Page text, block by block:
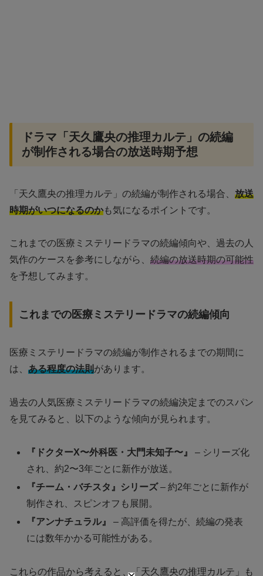
ドラマ「天久鷹央の推理カルテ」の続編
が制作される場合の放送時期予想
「天久鷹央の推理カルテ」の続編が制作される場合、 放送
時期がいつになるのかも気になるポイントです。
これまでの医療ミステリードラマの続編傾向や、過去の人
気作のケースを参考にしながら、 続編の放送時期の可能性
を予想してみます。
これまでの医療ミステリードラマの続編傾向
医療ミステリードラマの続編が制作されるまでの期間に
は、 ある程度の法則があります。
過去の人気医療ミステリードラマの続編決定までのスパン
を見てみると、以下のような傾向が見られます。
『ドクターX〜外科医・大門未知子〜』
– シリーズ化
され、約2〜3年ごとに新作が放送。
『チーム・バチスタ』シリーズ– 約2年ごとに新作が
制作され、スピンオフも展開。
『アンナチュラル』
– 高評価を得たが、続編の発表
には数年かかる可能性がある。
これらの作品から考えると、「天久鷹央の推理カルテ」も